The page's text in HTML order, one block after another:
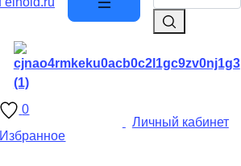
Личный кабинет
0
Избранное